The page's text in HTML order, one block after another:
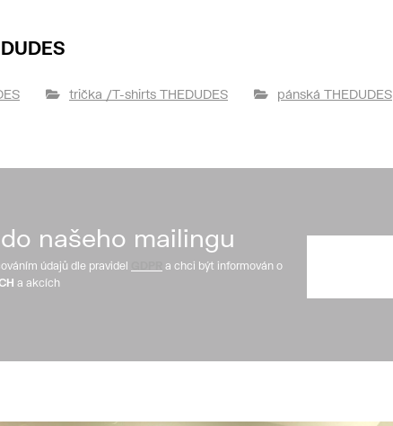
trička /T-shirts THEDUDES pánská THEDUDES
našeho mailingu
údajů dle pravidel
a chci být informován o
a akcích